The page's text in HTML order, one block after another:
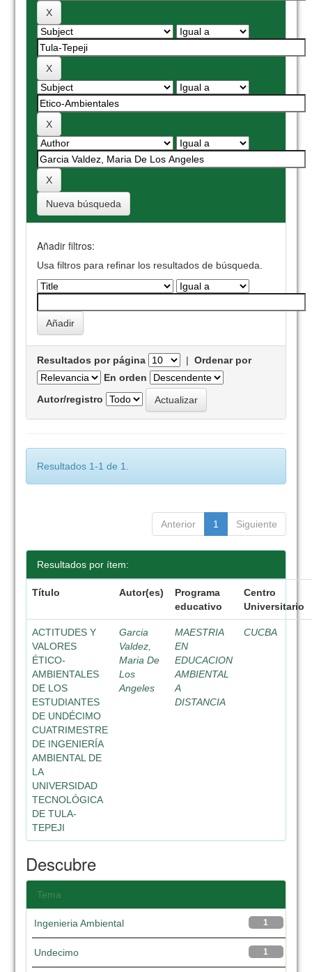
Nueva búsqueda
Añadir filtros:
Usa filtros para refinar los resultados de búsqueda.
Resultados por página |Ordenar por
En orden
Autor/registro
Resultados 1-1 de 1.
Anterior 1 Siguiente
Resultados por ítem:
Título Autor(es)
Programa
educativo
Centro
Universitario
ACTITUDES Y
VALORES
ÉTICO-
AMBIENTALES
DE LOS
ESTUDIANTES
DE UNDÉCIMO
CUATRIMESTRE
DE INGENIERÍA
AMBIENTAL DE
LA
UNIVERSIDAD
TECNOLÓGICA
DE TULA-
TEPEJI
Garcia
Valdez,
Maria De
Los
Angeles
MAESTRIA
EN
EDUCACION
AMBIENTAL
A
DISTANCIA
CUCBA
Descubre
Tema
1
Ingenieria Ambiental
1
Undecimo